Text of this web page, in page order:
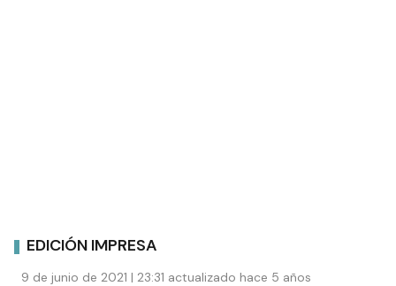
EDICIÓN IMPRESA
9 de junio de 2021 | 23:31 actualizado hace 5 años